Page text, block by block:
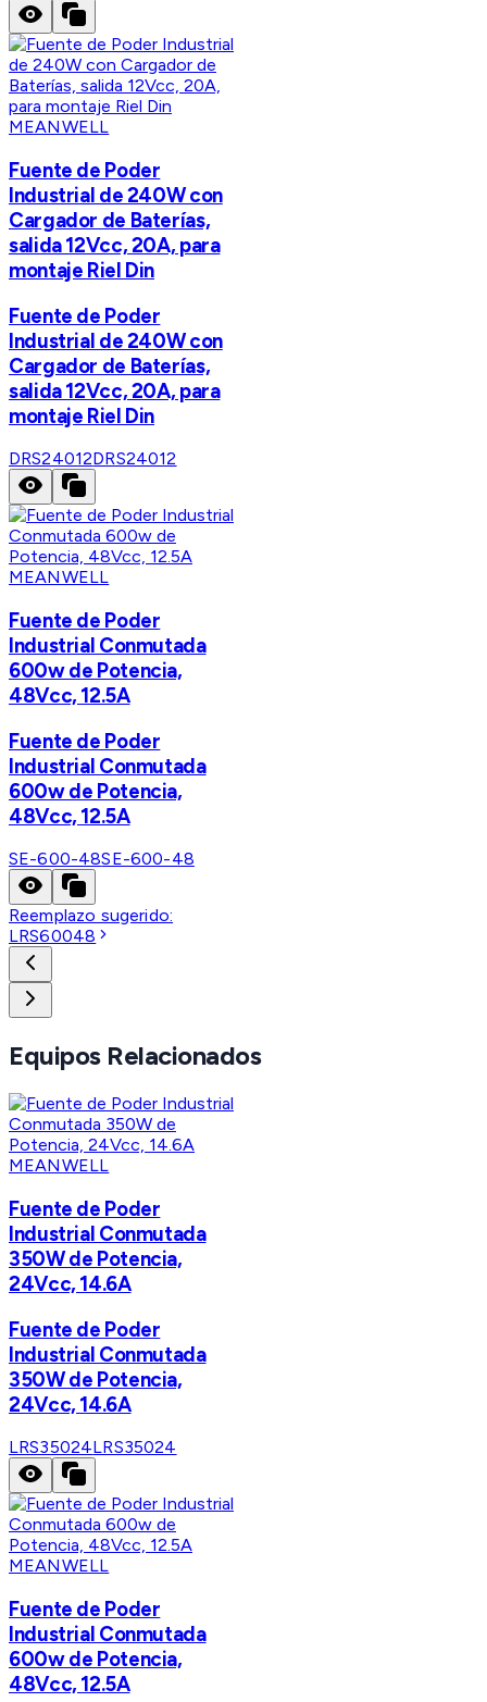
MEANWELL
Fuente de Poder
Industrial de 240W con
Cargador de Baterías,
salida 12Vcc, 20A, para
montaje Riel Din
Fuente de Poder
Industrial de 240W con
Cargador de Baterías,
salida 12Vcc, 20A, para
montaje Riel Din
DRS24012DRS24012
MEANWELL
Fuente de Poder
Industrial Conmutada
600w de Potencia,
48Vcc, 12.5A
Fuente de Poder
Industrial Conmutada
600w de Potencia,
48Vcc, 12.5A
SE-600-48SE-600-48
Reemplazo sugerido:
LRS60048
Equipos Relacionados
MEANWELL
Fuente de Poder
Industrial Conmutada
350W de Potencia,
24Vcc, 14.6A
Fuente de Poder
Industrial Conmutada
350W de Potencia,
24Vcc, 14.6A
LRS35024LRS35024
MEANWELL
Fuente de Poder
Industrial Conmutada
600w de Potencia,
48Vcc, 12.5A